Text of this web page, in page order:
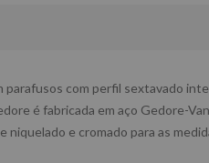
com perfil sextavado
é fabricada em aço Gedore-
e cromado para as